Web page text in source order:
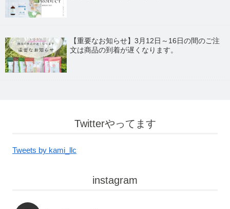
【重要なお知らせ】3月12日～16日の間のご注
文は商品の到着が遅くなります。
Twitterやってます
Tweets by kami_llc
instagram